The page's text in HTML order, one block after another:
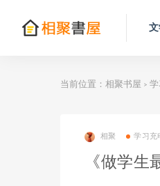
当前位置： 相聚书屋 > 学
相聚 学习充
《做学